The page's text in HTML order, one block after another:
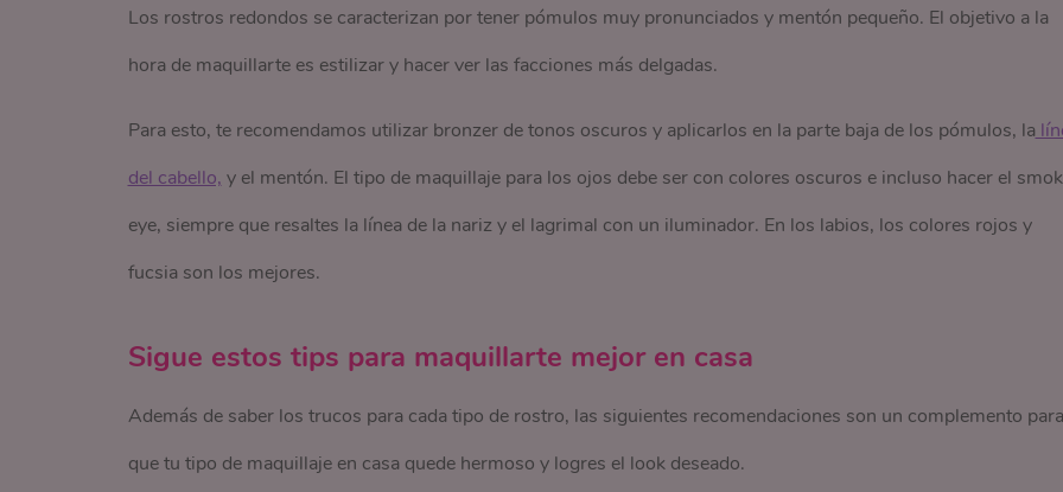
Los rostros redondos se caracterizan por tener pómulos muy pronunciados y mentón pequeño. El objetivo a la
hora de maquillarte es estilizar y hacer ver las facciones más delgadas.
Para esto, te recomendamos utilizar bronzer de tonos oscuros y aplicarlos en la parte baja de los pómulos, la
del cabello, y el mentón. El tipo de maquillaje para los ojos debe ser con colores oscuros e incluso hacer el
eye, siempre que resaltes la línea de la nariz y el lagrimal con un iluminador. En los labios, los colores rojos y
fucsia son los mejores.
Sigue estos tips para maquillarte mejor en casa
Además de saber los trucos para cada tipo de rostro, las siguientes recomendaciones son un complemento para
que tu tipo de maquillaje en casa quede hermoso y logres el look deseado.